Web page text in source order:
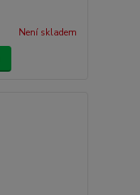
Není skladem